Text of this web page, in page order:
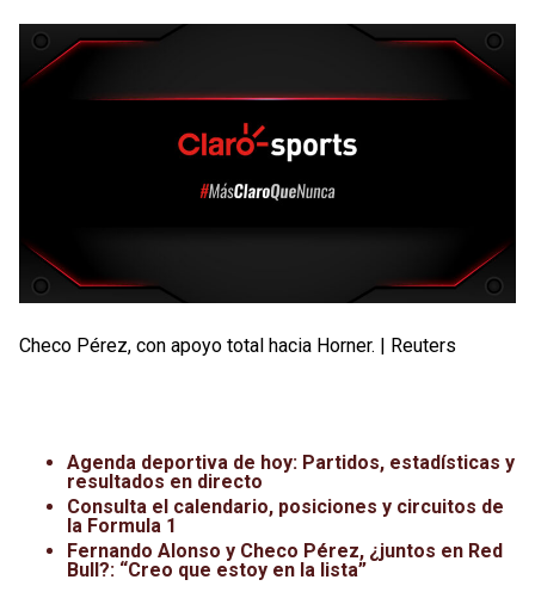
Checo Pérez, con apoyo total hacia Horner. | Reuters
Agenda deportiva de hoy: Partidos, estadísticas y
resultados en directo
Consulta el calendario, posiciones y circuitos de
la Formula 1
Fernando Alonso y Checo Pérez, ¿juntos en Red
Bull?: “Creo que estoy en la lista”